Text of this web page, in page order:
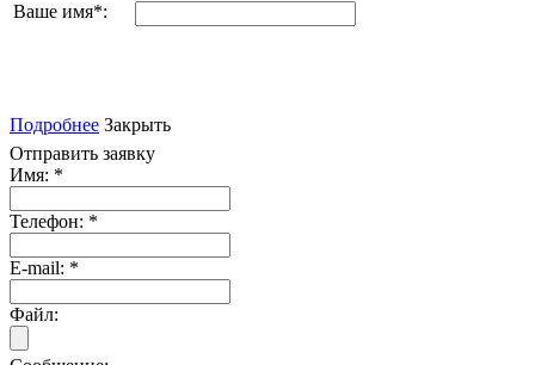
Ваше имя*:
Подробнее Закрыть
Отправить заявку
Имя: *
Телефон: *
E-mail: *
Файл: